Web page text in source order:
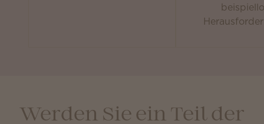
Werden Sie ein Teil der